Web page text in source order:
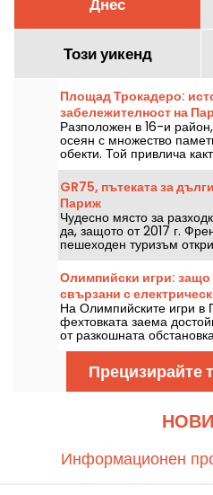
Този уикенд
Площад Трокадеро:
забележителност на
Айфеловата кула
Разположен в 16-и
осеян с множество
обекти. Той привлича
дългогодишните
неповторимата гледка
GR75, пътеката за
Париж
Чудесно място за
да, защото от 2017 г.
пешеходен туризъм
пътека около Париж за
разходките.
Олимпийски игри: защо
свързани с
На Олимпийските игри в
фехтовката заема
от разкошната
се чудите защо
електрически кабели,
можем да ви обясним
Прецизирайте
Информационен